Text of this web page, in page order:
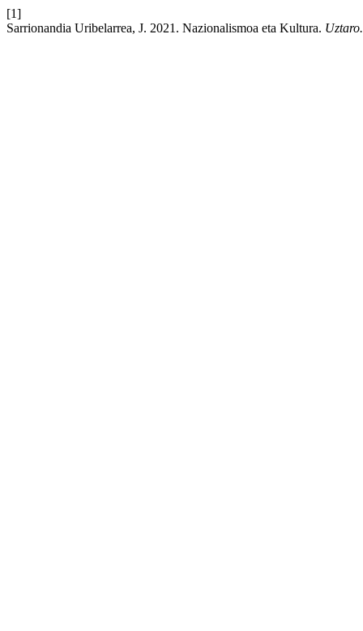
[1]
Sarrionandia Uribelarrea, J. 2021. Nazionalismoa eta Kultura.